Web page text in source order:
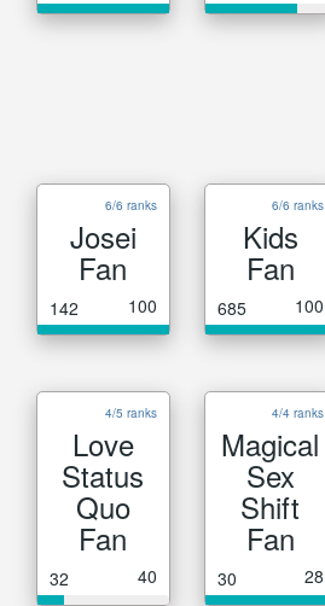
6/6 ranks
Josei
Fan
142 100
6/6 ranks
Kids
Fan
685 100
4/5 ranks
Love
Status
Quo
Fan
32 40
4/4 ranks
Magical
Sex
Shift
Fan
30 28